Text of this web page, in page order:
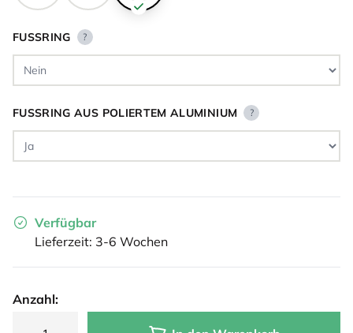
FUSSRING ?
FUSSRING AUS POLIERTEM ALUMINIUM ?
Verfügbar
Lieferzeit: 3-6 Wochen
Anzahl: